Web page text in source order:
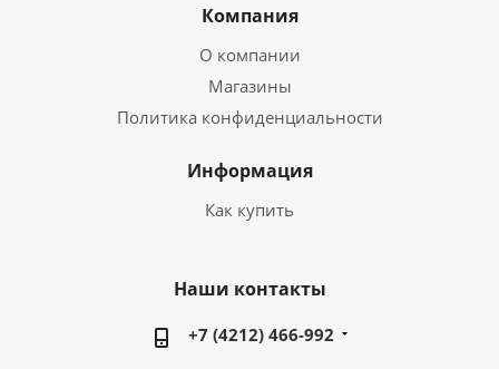
Компания
О компании
Магазины
Политика конфиденциальности
Информация
Как купить
Наши контакты
+7 (4212) 466-992